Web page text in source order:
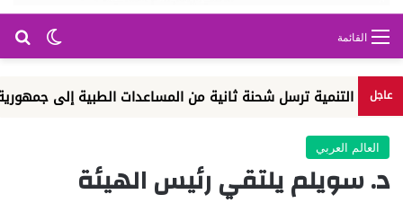
الوضع القائمة
عاجل ترسل شحنة ثانية من المساعدات الطبية إلى جمهورية
العالم العربي
د. سويلم يلتقي رئيس الهيئة